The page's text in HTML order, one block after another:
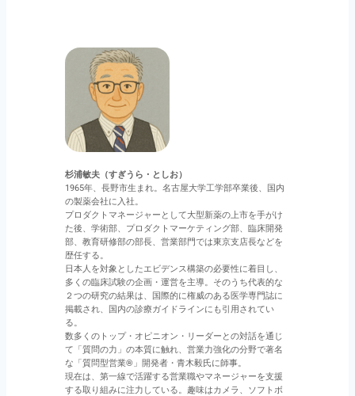
杉浦敏夫（すぎうら・としお）
1965年、長野市生まれ。名古屋大学工学部卒業後、国内
の製薬会社に入社。
プロダクトマネージャーとして大型新薬の上市を手がけ
た後、学術部、プロダクトマーケティング部、臨床開発
部、教育研修部の部長、営業部門では東京支店長などを
歴任する。
日本人を対象としたエビデンス構築の必要性に着目し、
多くの臨床試験の企画・運営を主導。そのうち代表的な
２つの研究の結果は、国際的に権威のある医学専門誌に
掲載され、国内の診療ガイドラインにも引用されてい
る。
数多くのトップ・オピニオン・リーダーとの対話を通じ
て「質問の力」の本質に触れ、営業力強化の分野で著名
な「質問型営業®」開発者・青木毅氏に師事。
現在は、第一線で活躍する営業職やマネージャーを支援
する取り組みに注力している。趣味はカメラ、ソフトボ